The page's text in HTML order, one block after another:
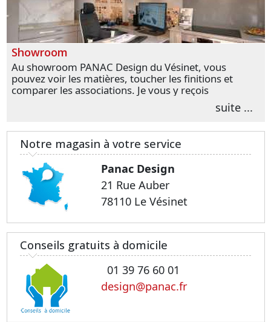
Showroom
Au showroom PANAC Design du Vésinet, vous
pouvez voir les matières, toucher les finitions et
comparer les associations. Je vous y reçois
personnellement pour parler de votre projet et
transformer vos premières idées en choix plussuite ...
Notre magasin à votre service
Panac Design
21 Rue Auber
78110 Le Vésinet
Conseils gratuits à domicile
01 39 76 60 01
design@panac.fr